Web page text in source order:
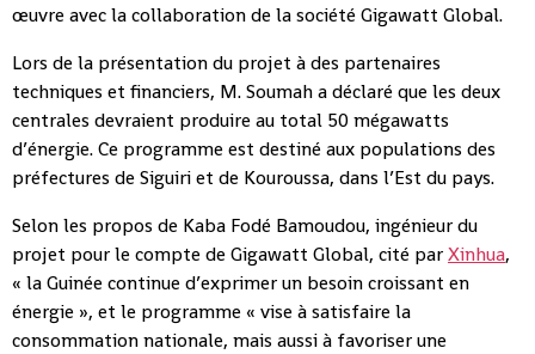
œuvre avec la collaboration de la société Gigawatt Global.
Lors de la présentation du projet à des partenaires
techniques et financiers, M. Soumah a déclaré que les deux
centrales devraient produire au total 50 mégawatts
d’énergie. Ce programme est destiné aux populations des
préfectures de Siguiri et de Kouroussa, dans l’Est du pays.
Selon les propos de Kaba Fodé Bamoudou, ingénieur du
projet pour le compte de Gigawatt Global, cité parXinhua,
« la Guinée continue d’exprimer un besoin croissant en
énergie », et le programme « vise à satisfaire la
consommation nationale, mais aussi à favoriser une